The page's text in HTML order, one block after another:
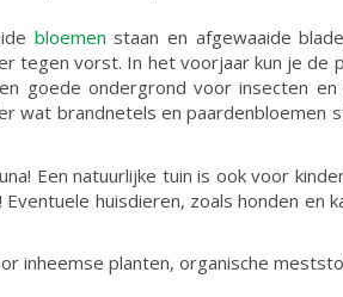
bloemen staan en afgewaaide
tegen vorst. In het voorjaar kun je
goede ondergrond voor insecten
wat brandnetels en
Een natuurlijke tuin is ook voor
huisdieren, zoals honden
inheemse planten, organische